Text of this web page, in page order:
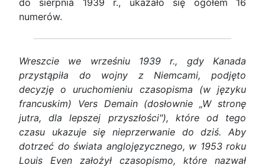
do sierpnia 1939 r., ukazało się ogółem 16
numerów.
Wreszcie we wrześniu 1939 r., gdy Kanada
przystąpiła do wojny z Niemcami, podjęto
decyzję o uruchomieniu czasopisma (w języku
francuskim) Vers Demain (dosłownie „W stronę
jutra, dla lepszej przyszłości"), które od tego
czasu ukazuje się nieprzerwanie do dziś. Aby
dotrzeć do świata anglojęzycznego, w 1953 roku
Louis Even założył czasopismo, które nazwał